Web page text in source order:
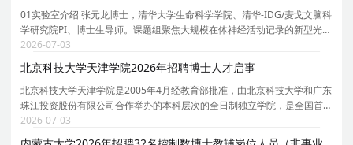
01实验室介绍 张元龙博士，清华大学生命科学学院、清华-IDG/麦戈文脑科
学研究院PI、博士生导师。课题组聚焦大规模在体神经活动记录的新型光学
与计算方法，研究方向涵盖：台式/头戴式无线介观显微成像系统以及神经
活动计算建模与群体解码。课题组依托生命科学
2026-07-03
北京科技大学天津学院2026年招聘博士人才启事
北京科技大学天津学院是2005年4月经教育部批准，由北京科技大学和广东
珠江投资股份有限公司合作举办的本科层次的全日制独立学院，是全国首
批接受教育部规范工作验收的三所独立学院之一。学校位于天津市宝坻区
京津新城，占地1297.73亩，建筑面积35.18万平方米
2026-07-03